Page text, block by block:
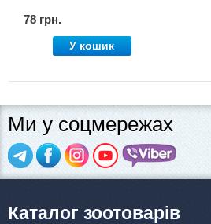
78 грн.
У кошик
Ми у соцмережах
Каталог зоотоварів